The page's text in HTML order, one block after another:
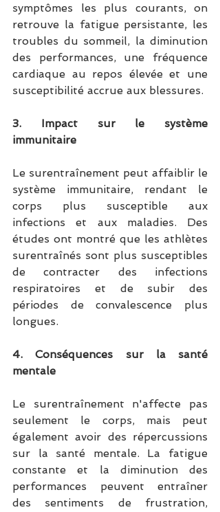
symptômes les plus courants, on
retrouve la fatigue persistante, les
troubles du sommeil, la diminution
des performances, une fréquence
cardiaque au repos élevée et une
susceptibilité accrue aux blessures.
3. Impact sur le système
immunitaire
Le surentraînement peut affaiblir le
système immunitaire, rendant le
corps plus susceptible aux
infections et aux maladies. Des
études ont montré que les athlètes
surentraînés sont plus susceptibles
de contracter des infections
respiratoires et de subir des
périodes de convalescence plus
longues.
4. Conséquences sur la santé
mentale
Le surentraînement n'affecte pas
seulement le corps, mais peut
également avoir des répercussions
sur la santé mentale. La fatigue
constante et la diminution des
performances peuvent entraîner
des sentiments de frustration,